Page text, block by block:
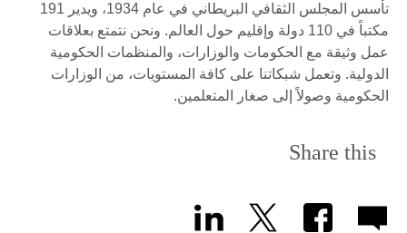
تأسس المجلس الثقافي البريطاني في عام 1934، ويدير 191
مكتباً في 110 دولة وإقليم حول العالم. ونحن نتمتع بعلاقات
عمل وثيقة مع الحكومات والوزارات، والمنظمات الحكومية
الدولية. وتعمل شبكاتنا على كافة المستويات، من الوزارات
الحكومية وصولاً إلى صغار المتعلمين.
Share this